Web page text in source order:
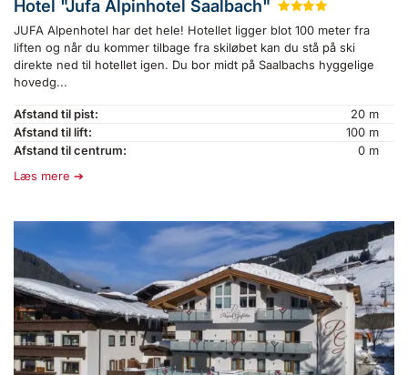
Hotel "Jufa Alpinhotel Saalbach" ★★★
JUFA Alpenhotel har det hele! Hotellet ligger blot 100 meter fra
liften og når du kommer tilbage fra skiløbet kan du stå på ski
direkte ned til hotellet igen. Du bor midt på Saalbachs hyggelige
hovedg...
Afstand til pist:
20 m
Afstand til lift:
100 m
Afstand til centrum:
0 m
Læs mere